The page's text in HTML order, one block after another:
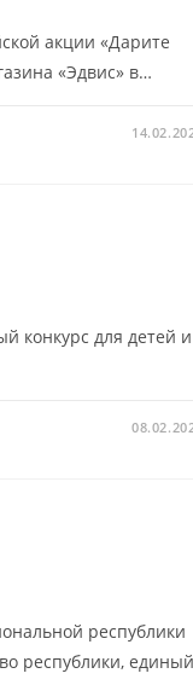
акции «Дарите
«Эдвис» в…
конкурс для детей и
республики
республики, единый